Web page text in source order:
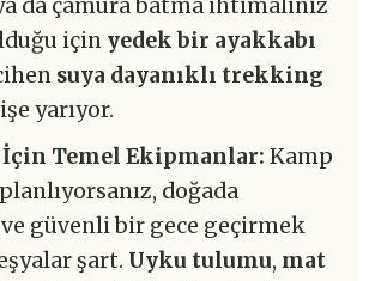
da çamura batma ihtimaliniz
için yedek bir ayakkabı
suya dayanıklı trekking
yarıyor.
İçin Temel Ekipmanlar: Kamp
doğada
güvenli bir gece geçirmek
şart. Uyku tulumu, mat